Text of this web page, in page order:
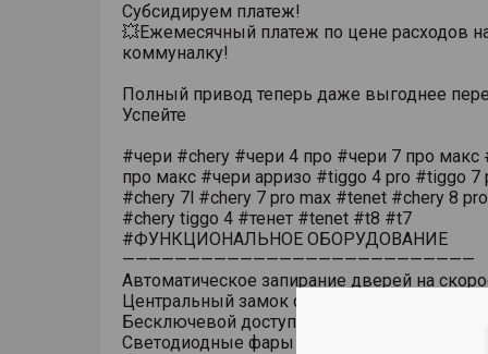
Субсидируем платеж!
💥Ежемесячный платеж по цене расходов
коммуналку!
Полный привод теперь даже выгоднее
Успейте
#чери #chery #чери 4 про #чери 7 про макс
про макс #чери арризо #tiggo 4 pro #tiggo 7
#chery 7l #chery 7 pro max #tenet #chery 8
#chery tiggo 4 #тенет #tenet #t8 #t7
#ФУНКЦИОНАЛЬНОЕ ОБОРУДОВАНИЕ
———————————————————————————
Автоматическое запирание дверей на
Центральный замок с дистанционным
Бесключевой доступ (ключ в кармане)
Светодиодные фары основного света